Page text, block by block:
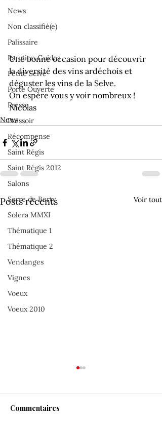
News
Non classifié(e)
Palissaire
Parution Guides
Petite Selve
Porte Ouverte
Presse
Pressoir
Récompense
Saint Régis
Saint Régis 2012
Salons
Serre de Berty
Solera MMXI
Thématique 1
Thématique 2
Vendanges
Vignes
Voeux
Voeux 2010
Une bonne occasion pour découvrir
la diversité des vins ardéchois et
déguster les vins de la Selve.
On espère vous y voir nombreux !
Nicolas
News
Posts récents Voir tout
Commentaires